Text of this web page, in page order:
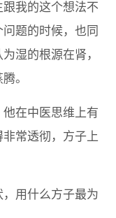
我的这个想法不
题的时候，也同
湿的根源在肾，
。
在中医思维上有
常透彻，方子上
用什么方子最为